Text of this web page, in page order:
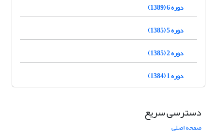
دوره 6 (1389)
دوره 5 (1385)
دوره 2 (1385)
دوره 1 (1384)
دسترسی سریع
صفحه اصلی